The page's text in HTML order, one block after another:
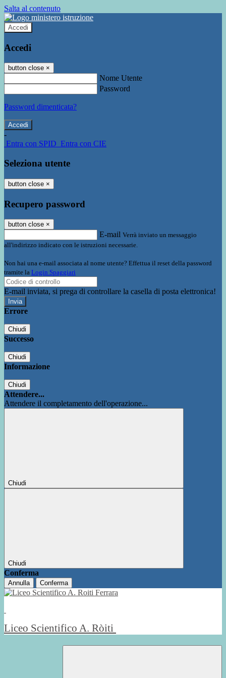
Salta al contenuto
Accedi
Accedi
button close ×
Nome Utente
Password
Password dimenticata?
-
Entra con SPID Entra con CIE
Seleziona utente
button close ×
Recupero password
button close ×
E-mail Verrà inviato un messaggio
all'indirizzo indicato con le istruzioni necessarie.
Non hai una e-mail associata al nome utente? Effettua il reset della password
tramite la Login Spaggiari
E-mail inviata, si prega di controllare la casella di posta elettronica!
Errore
Chiudi
Successo
Chiudi
Informazione
Chiudi
Attendere...
Attendere il completamento dell'operazione...
Chiudi
Chiudi
Conferma
Annulla Conferma
Liceo Scientifico A. Ròiti